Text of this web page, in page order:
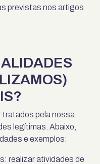
previstas nos artigos
tratados pela nossa
legítimas. Abaixo,
e exemplos:
realizar atividades de